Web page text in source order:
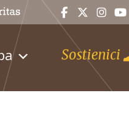
Sostienici